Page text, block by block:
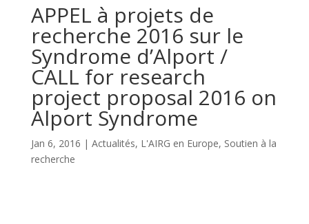
APPEL à projets de
recherche 2016 sur le
Syndrome d’Alport /
CALL for research
project proposal 2016 on
Alport Syndrome
Jan 6, 2016 | Actualités, L'AIRG en Europe, Soutien à la
recherche